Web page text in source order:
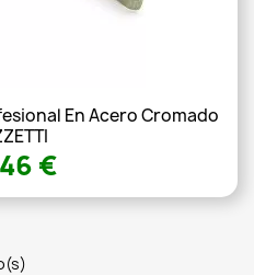
En Acero Cromado
€